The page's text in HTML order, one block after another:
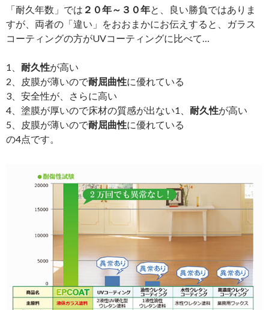
「耐久年数」では ２０年～３０年と、良い勝負ではありま
すが、両者の「違い」をおおまかにお伝えすると、ガラス
コーティングの方がUVコーティングに比べて…
1、 耐久性が高い
2、皮膜が薄いので耐屈曲性に優れている
3、安全性が、さらに高い
4、塗膜が厚いので床材の質感が出ない1、 耐久性が高い
5、皮膜が薄いので耐屈曲性に優れている
の4点です。